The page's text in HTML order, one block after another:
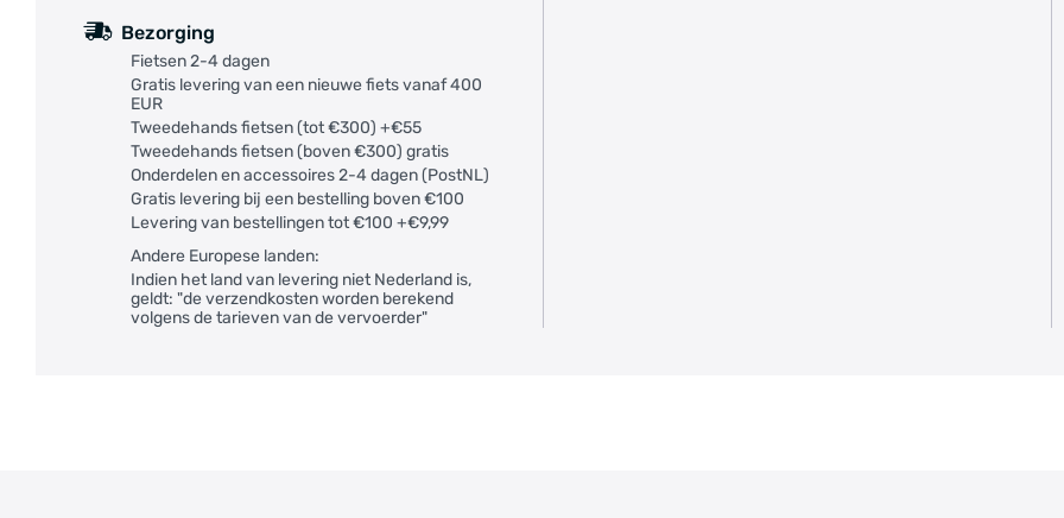
Bezorging
Fietsen 2-4 dagen
Gratis levering van een nieuwe fiets vanaf 400
EUR
Tweedehands fietsen (tot €300) +€55
Tweedehands fietsen (boven €300) gratis
Onderdelen en accessoires 2-4 dagen (PostNL)
Gratis levering bij een bestelling boven €100
Levering van bestellingen tot €100 +€9,99
Andere Europese landen:
Indien het land van levering niet Nederland is,
geldt: "de verzendkosten worden berekend
volgens de tarieven van de vervoerder"